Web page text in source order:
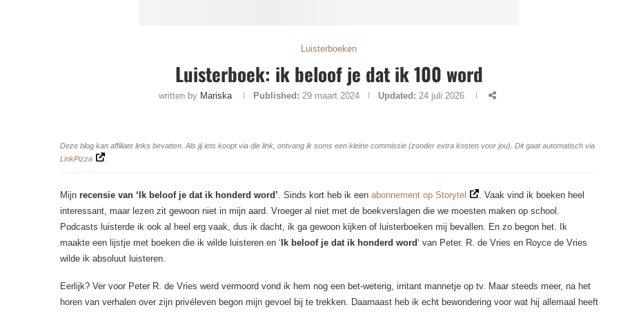
Luisterboeken
Luisterboek: ik beloof je dat ik 100 word
written by Mariska Published: 29 maart 2024 Updated: 24 juli 2026
Deze blog kan affiliate links bevatten. Als jij iets koopt via die link, ontvang ik soms een kleine commissie (zonder extra kosten voor jou). Dit gaat automatisch via
LinkPizza
Mijn recensie van ‘Ik beloof je dat ik honderd word’. Sinds kort heb ik een abonnement op Storytel
. Vaak vind ik boeken heel
interessant, maar lezen zit gewoon niet in mijn aard. Vroeger al niet met de boekverslagen die we moesten maken op school.
Podcasts luisterde ik ook al heel erg vaak, dus ik dacht, ik ga gewoon kijken of luisterboeken mij bevallen. En zo begon het. Ik
maakte een lijstje met boeken die ik wilde luisteren en ‘ Ik beloof je dat ik honderd word‘ van Peter. R. de Vries en Royce de Vries
wilde ik absoluut luisteren.
Eerlijk? Ver voor Peter R. de Vries werd vermoord vond ik hem nog een bet-weterig, irritant mannetje op tv. Maar steeds meer, na het
horen van verhalen over zijn privéleven begon mijn gevoel bij te trekken. Daarnaast heb ik echt bewondering voor wat hij allemaal heeft